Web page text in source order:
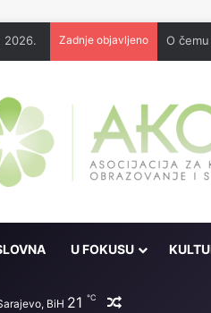
2026. Zadnje objavljeno O
U FOKUSU
BiH 21 ℃ Random